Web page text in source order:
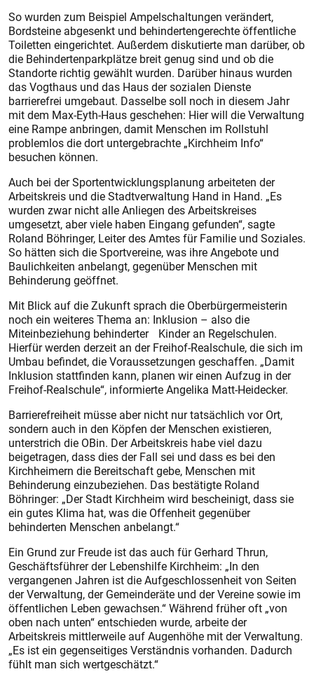
So wurden zum Beispiel Ampelschaltungen verändert,
Bordsteine abgesenkt und behindertengerechte öffentliche
Toiletten eingerichtet. Außerdem diskutierte man darüber, ob
die Behindertenparkplätze breit genug sind und ob die
Standorte richtig gewählt wurden. Darüber hinaus wurden
das Vogthaus und das Haus der sozialen Dienste
barrierefrei umgebaut. Dasselbe soll noch in diesem Jahr
mit dem Max-Eyth-Haus geschehen: Hier will die Verwaltung
eine Rampe anbringen, damit Menschen im Rollstuhl
problemlos die dort untergebrachte „Kirchheim Info“
besuchen können.
Auch bei der Sportentwicklungsplanung arbeiteten der
Arbeitskreis und die Stadtverwaltung Hand in Hand. „Es
wurden zwar nicht alle Anliegen des Arbeitskreises
umgesetzt, aber viele haben Eingang gefunden“, sagte
Roland Böhringer, Leiter des Amtes für Familie und Soziales.
So hätten sich die Sportvereine, was ihre Angebote und
Baulichkeiten anbelangt, gegenüber Menschen mit
Behinderung geöffnet.
Mit Blick auf die Zukunft sprach die Oberbürgermeisterin
noch ein weiteres Thema an: Inklusion – also die
Miteinbeziehung behinderter Kinder an Regelschulen.
Hierfür werden derzeit an der Freihof-Realschule, die sich im
Umbau befindet, die Voraussetzungen geschaffen. „Damit
Inklusion stattfinden kann, planen wir einen Aufzug in der
Freihof-Realschule“, informierte Angelika Matt-Heidecker.
Barrierefreiheit müsse aber nicht nur tatsächlich vor Ort,
sondern auch in den Köpfen der Menschen existieren,
unterstrich die OBin. Der Arbeitskreis habe viel dazu
beigetragen, dass dies der Fall sei und dass es bei den
Kirchheimern die Bereitschaft gebe, Menschen mit
Behinderung einzubeziehen. Das bestätigte Roland
Böhringer: „Der Stadt Kirchheim wird bescheinigt, dass sie
ein gutes Klima hat, was die Offenheit gegenüber
behinderten Menschen anbelangt.“
Ein Grund zur Freude ist das auch für Gerhard Thrun,
Geschäftsführer der Lebenshilfe Kirchheim: „In den
vergangenen Jahren ist die Aufgeschlossenheit von Seiten
der Verwaltung, der Gemeinderäte und der Vereine sowie im
öffentlichen Leben gewachsen.“ Während früher oft „von
oben nach unten“ entschieden wurde, arbeite der
Arbeitskreis mittlerweile auf Augenhöhe mit der Verwaltung.
„Es ist ein gegenseitiges Verständnis vorhanden. Dadurch
fühlt man sich wertgeschätzt.“